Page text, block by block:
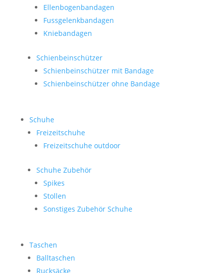
Ellenbogenbandagen
Fussgelenkbandagen
Kniebandagen
Schienbeinschützer
Schienbeinschützer mit Bandage
Schienbeinschützer ohne Bandage
Schuhe
Freizeitschuhe
Freizeitschuhe outdoor
Schuhe Zubehör
Spikes
Stollen
Sonstiges Zubehör Schuhe
Taschen
Balltaschen
Rucksäcke